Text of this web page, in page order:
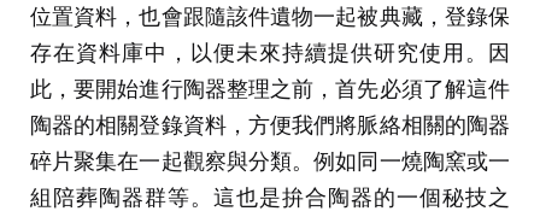
位置資料，也會跟隨該件遺物一起被典藏，登錄保
存在資料庫中，以便未來持續提供研究使用。因
此，要開始進行陶器整理之前，首先必須了解這件
陶器的相關登錄資料，方便我們將脈絡相關的陶器
碎片聚集在一起觀察與分類。例如同一燒陶窯或一
組陪葬陶器群等。這也是拚合陶器的一個秘技之